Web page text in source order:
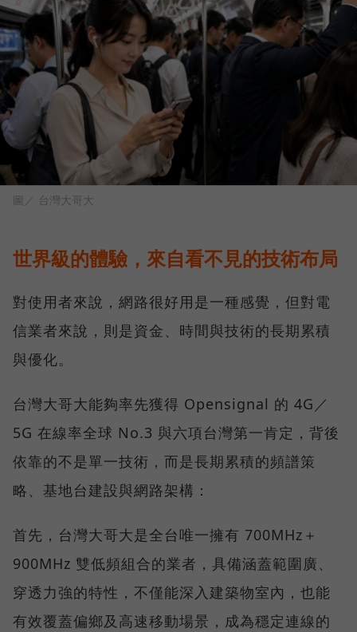
圖／ 台灣大哥大
世界級的體驗，來自看不見的技術布局
對使用者來說，網路很好用是一種感覺，但對電
信業者來說，則是資金、時間與技術的長期累積
與優化。
台灣大哥大能夠率先獲得 Opensignal 的 4G／
5G 在線率全球 No.3 與六項台灣第一肯定，背後
依靠的不是單一技術，而是長期累積的頻譜策
略、基地台建設與網路架構：
首先，台灣大哥大是全台唯一擁有 700MHz＋
900MHz 雙低頻組合的業者，具備涵蓋範圍廣、
穿透力強的特性，不僅能深入建築物室內，也能
有效覆蓋偏鄉及高速移動場景，成為穩定連線的